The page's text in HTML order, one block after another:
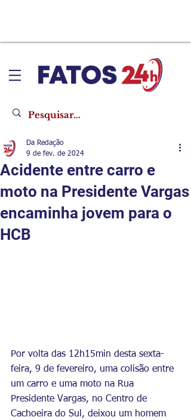
Acidente entre carro e
moto na Presidente Vargas
encaminha jovem para o
HCB
Da Redação
9 de fev. de 2024
Por volta das 12h15min desta sexta-
feira, 9 de fevereiro, uma colisão entre
um carro e uma moto na Rua
Presidente Vargas, no Centro de
Cachoeira do Sul, deixou um homem